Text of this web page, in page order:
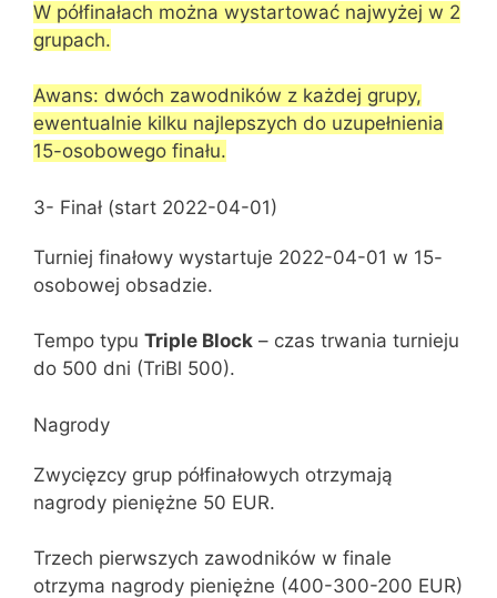
W półfinałach można wystartować najwyżej w 2
grupach.
Awans: dwóch zawodników z każdej grupy,
ewentualnie kilku najlepszych do uzupełnienia
15-osobowego finału.
3- Finał (start 2022-04-01)
Turniej finałowy wystartuje 2022-04-01 w 15-
osobowej obsadzie.
Tempo typu Triple Block – czas trwania turnieju
do 500 dni (TriBl 500).
Nagrody
Zwycięzcy grup półfinałowych otrzymają
nagrody pieniężne 50 EUR.
Trzech pierwszych zawodników w finale
otrzyma nagrody pieniężne (400-300-200 EUR)